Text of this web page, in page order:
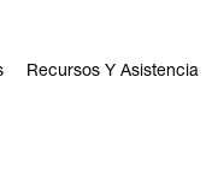
Recursos Y Asistencia